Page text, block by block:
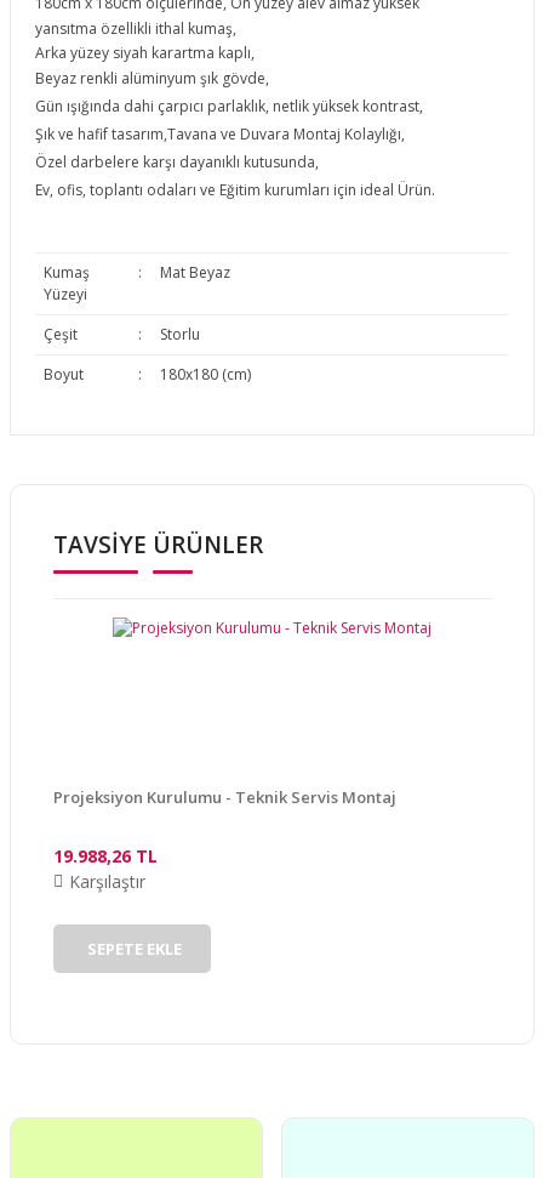
yansıtma özellikli ithal kumaş,
Arka yüzey siyah karartma kaplı,
Beyaz renkli alüminyum şık gövde,
Gün ışığında dahi çarpıcı parlaklık, netlik yüksek kontrast,
Şık ve hafif tasarım,Tavana ve Duvara Montaj Kolaylığı,
Özel darbelere karşı dayanıklı kutusunda,
Ev, ofis, toplantı odaları ve Eğitim kurumları için ideal Ürün.
Kumaş
Yüzeyi
: Mat Beyaz
Çeşit :
Storlu
Boyut
: 180x180 (cm)
Görüş ve önerileriniz için teşekkür ederiz.
Ürün açıklamasında eksik bilgiler bulunuyor.
TAVSİYE ÜRÜNLER
Projeksiyon Kurulumu - Teknik Servis Montaj
19.988,26 TL
Karşılaştır
SEPETE EKLE